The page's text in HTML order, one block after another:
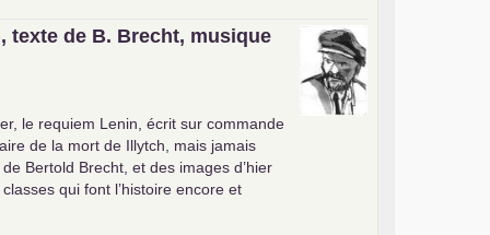
texte de B. Brecht, musique
le requiem Lenin, écrit sur commande
de la mort de Illytch, mais jamais
Bertold Brecht, et des images d’hier
qui font l’histoire encore et